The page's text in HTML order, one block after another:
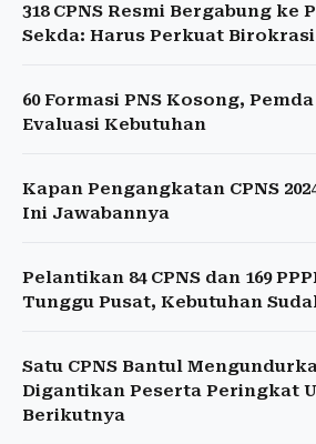
318 CPNS Resmi Bergabung ke
Sekda: Harus Perkuat
60 Formasi PNS Kosong,
Evaluasi Kebutuhan
Kapan Pengangkatan CPNS
Ini Jawabannya
Pelantikan 84 CPNS dan 169
Tunggu Pusat, Kebutuhan
Satu CPNS Bantul
Digantikan Peserta Peringkat
Berikutnya